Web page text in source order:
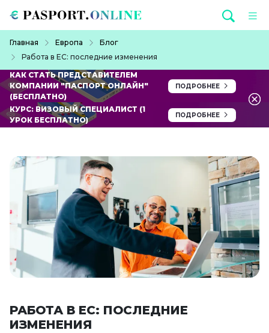
Главная Европа
Блог
Работа в ЕС: последние изменения
КАК СТАТЬ ПРЕДСТАВИТЕЛЕМ
КОМПАНИИ "ПАСПОРТ ОНЛАЙН"
(БЕСПЛАТНО)
ПОДРОБНЕЕ
КУРС: ВИЗОВЫЙ СПЕЦИАЛИСТ (1
УРОК БЕСПЛАТНО)
ПОДРОБНЕЕ
РАБОТА В ЕС: ПОСЛЕДНИЕ
ИЗМЕНЕНИЯ